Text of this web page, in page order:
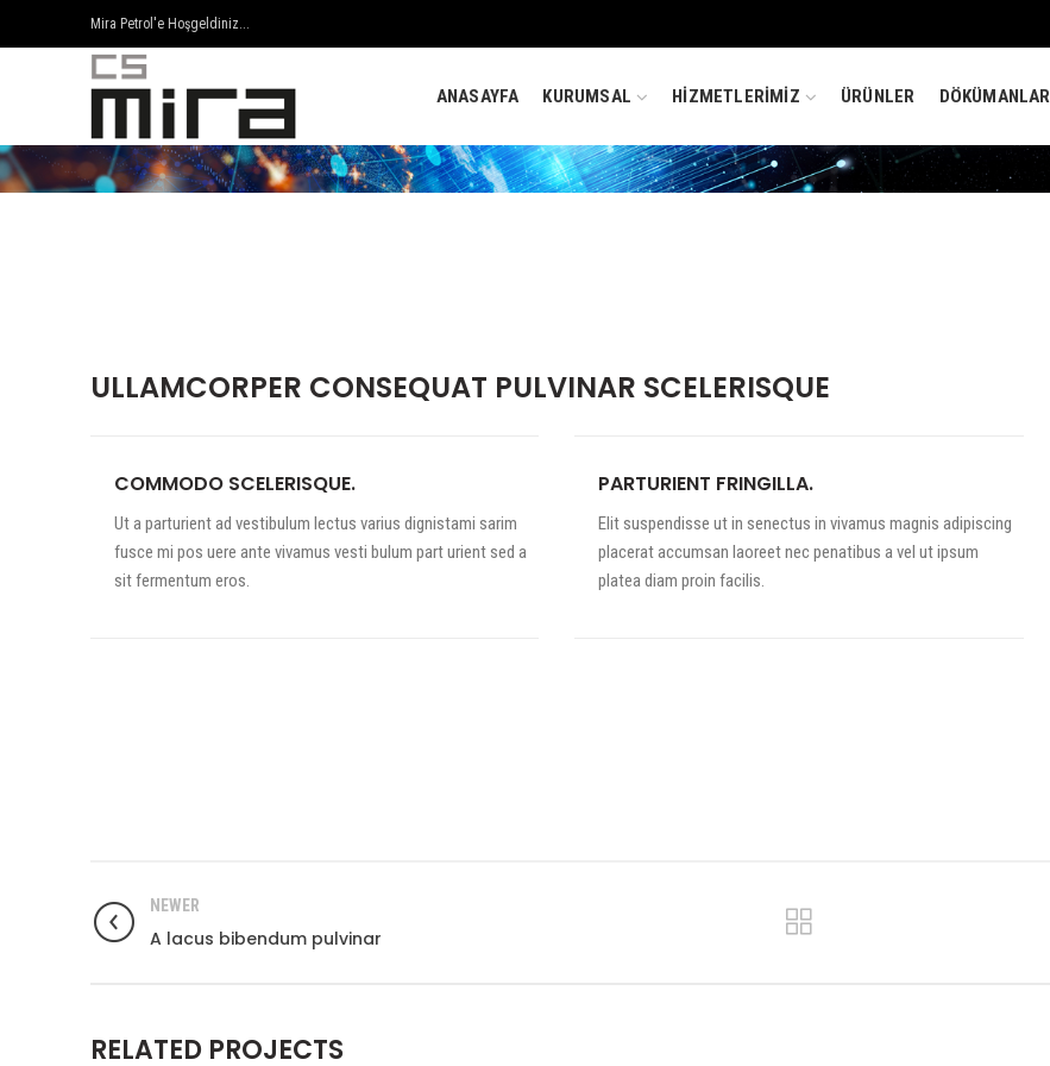
Mira Petrol'e Hoşgeldiniz...
ANASAYFA KURUMSAL HİZMETLERİMİZ ÜRÜNLER DÖKÜMANLAR
ULLAMCORPER CONSEQUAT PULVINAR SCELERISQUE
COMMODO SCELERISQUE.
Ut a parturient ad vestibulum lectus varius dignistami sarim
fusce mi pos uere ante vivamus vesti bulum part urient sed a
sit fermentum eros.
PARTURIENT FRINGILLA.
Elit suspendisse ut in senectus in vivamus magnis adipiscing
placerat accumsan laoreet nec penatibus a vel ut ipsum
platea diam proin facilis.
NEWER
A lacus bibendum pulvinar
RELATED PROJECTS